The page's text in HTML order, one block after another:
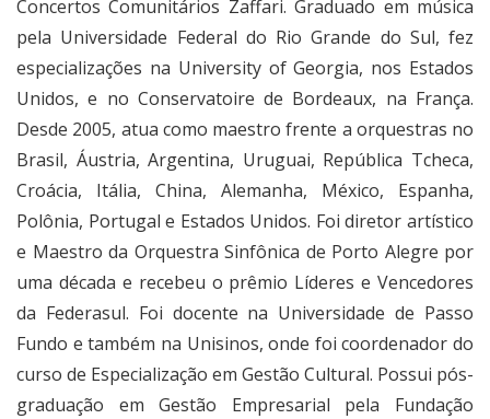
Concertos Comunitários Zaffari. Graduado em música
pela Universidade Federal do Rio Grande do Sul, fez
especializações na University of Georgia, nos Estados
Unidos, e no Conservatoire de Bordeaux, na França.
Desde 2005, atua como maestro frente a orquestras no
Brasil, Áustria, Argentina, Uruguai, República Tcheca,
Croácia, Itália, China, Alemanha, México, Espanha,
Polônia, Portugal e Estados Unidos. Foi diretor artístico
e Maestro da Orquestra Sinfônica de Porto Alegre por
uma década e recebeu o prêmio Líderes e Vencedores
da Federasul. Foi docente na Universidade de Passo
Fundo e também na Unisinos, onde foi coordenador do
curso de Especialização em Gestão Cultural. Possui pós-
graduação em Gestão Empresarial pela Fundação